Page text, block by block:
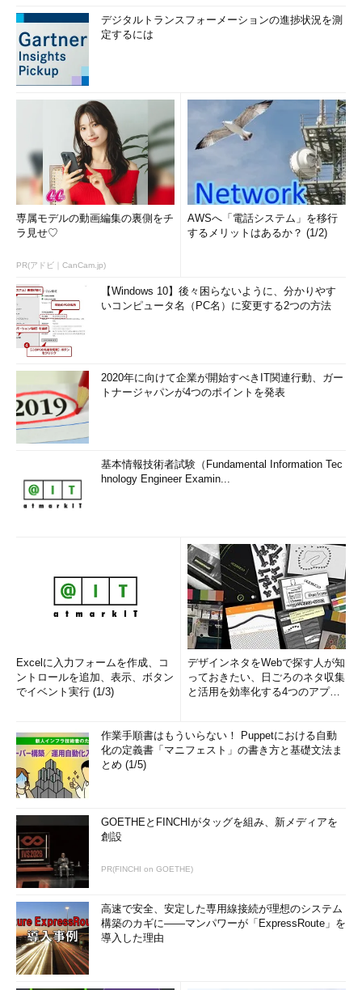
デジタルトランスフォーメーションの進捗状況を測
定するには
専属モデルの動画編集の裏側をチ
ラ見せ♡
PR(アドビ｜CanCam.jp)
AWSへ「電話システム」を移行
するメリットはあるか？ (1/2)
【Windows 10】後々困らないように、分かりやす
いコンピュータ名（PC名）に変更する2つの方法
2020年に向けて企業が開始すべきIT関連行動、ガー
トナージャパンが4つのポイントを発表
基本情報技術者試験（Fundamental Information Tec
hnology Engineer Examin...
Excelに入力フォームを作成、コ
ントロールを追加、表示、ボタン
でイベント実行 (1/3)
デザインネタをWebで探す人が知
っておきたい、日ごろのネタ収集
と活用を効率化する4つのアプリ
作業手順書はもういらない！ Puppetにおける自動
化の定義書「マニフェスト」の書き方と基礎文法ま
とめ (1/5)
GOETHEとFINCHIがタッグを組み、新メディアを
創設
PR(FINCHI on GOETHE)
高速で安全、安定した専用線接続が理想のシステム
構築のカギに――マンパワーが「ExpressRoute」を
導入した理由